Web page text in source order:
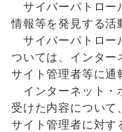
サイバーパトロー
情報等を発見する活
サイバーパトロー
ついては、インター
サイト管理者等に通
インターネット・
受けた内容につい
サイト管理者に対す